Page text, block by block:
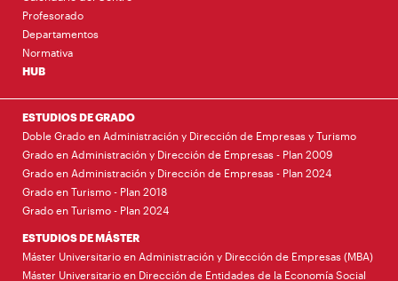
Profesorado
Departamentos
Normativa
HUB
ESTUDIOS DE GRADO
Doble Grado en Administración y Dirección de Empresas y Turismo
Grado en Administración y Dirección de Empresas - Plan 2009
Grado en Administración y Dirección de Empresas - Plan 2024
Grado en Turismo - Plan 2018
Grado en Turismo - Plan 2024
ESTUDIOS DE MÁSTER
Máster Universitario en Administración y Dirección de Empresas (MBA)
Máster Universitario en Dirección de Entidades de la Economía Social